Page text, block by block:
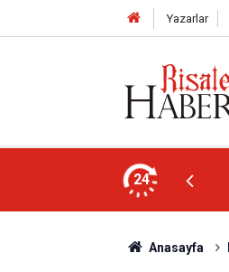
Yazarlar
24
Zübeyir Gündüzalp yöntemi
Anasayfa